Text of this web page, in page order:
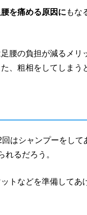
を痛める原因に もな
腰の負担が減るメリ
、粗相をしてしまう
はシャンプーをし
れるだろう。
トなどを準備してあ